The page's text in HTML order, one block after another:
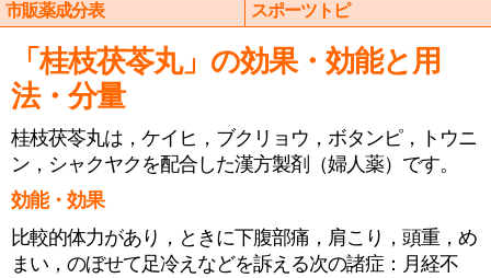
市販薬成分表
スポーツトピ
「桂枝茯苓丸」の効果・効能と用
法・分量
桂枝茯苓丸は，ケイヒ，ブクリョウ，ボタンピ，トウニ
ン，シャクヤクを配合した漢方製剤（婦人薬）です。
効能・効果
比較的体力があり，ときに下腹部痛，肩こり，頭重，め
まい，のぼせて足冷えなどを訴える次の諸症：月経不